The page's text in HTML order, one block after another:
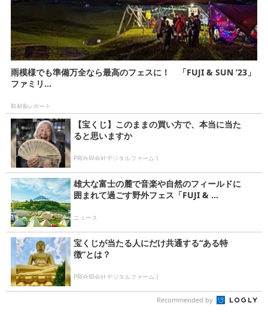
雨模様でも準備万全なら最高のフェスに！ 「FUJI & SUN ’23」
ファミリ...
取材&レポート
【宝くじ】このままの買い方で、本当に当た
ると思いますか
PR(合同会社デジタルファーム )
雄大な富士の麓で音楽や自然のフィールドに
囲まれて過ごす野外フェス「FUJI & ...
ニュース
宝くじが当たる人にだけ共通する“ある特
徴”とは？
PR(合同会社デジタルファーム )
Recommended by